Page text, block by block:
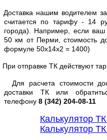
Доставка нашим водителем
считается по тарифу - 14
города). Например, если ваш
50 км от Перми, стоимость
формуле 50х14х2 = 1400)
При отправке ТК действуют
Для расчета стоимости
доставки ТК или
телефону 8 (342) 204-08-11
Калькулятор
Калькулятор